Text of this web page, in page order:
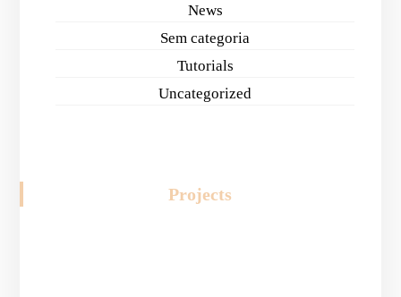
News
Sem categoria
Tutorials
Uncategorized
Projects